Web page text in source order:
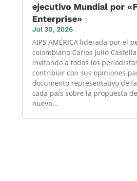
ejecutivo Mundial por
Enterprise»
Jul 30, 2026
AIPS AMÉRICA liderada por el
colombiano Carlos Julio
invitando a todos los
contribuir con sus opiniones
documento representativo de
cada país sobre la propuesta
nueva...